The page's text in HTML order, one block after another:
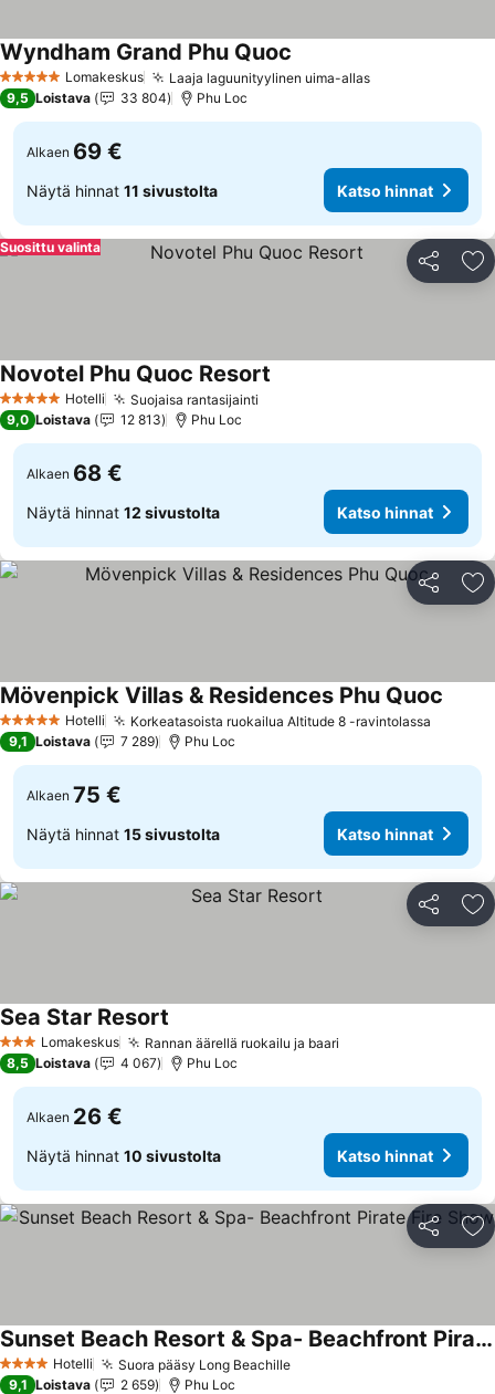
5 TähtiluokitusLomakeskus Laaja laguunityylinen uima-allas
Wyndham Grand Phu Quoc
9,5 Loistava 33 804 Phu Loc
Alkaen 69 €
Näytä hinnat 11 sivustolta Katso hinnat
Jaa
Suosittu valinta
5 Tähtiluokitus
Hotelli Suojaisa rantasijainti
Novotel Phu Quoc Resort
9,0 Loistava 12 813 Phu Loc
Alkaen 68 €
Näytä hinnat 12 sivustolta Katso hinnat
Jaa
5 Tähtiluokitus
Hotelli Korkeatasoista ruokailua Altitude 8 -ravintolassa
Mövenpick Villas & Residences Phu Quoc
9,1 Loistava 7 289 Phu Loc
Alkaen 75 €
Näytä hinnat 15 sivustolta Katso hinnat
Jaa
3 Tähtiluokitus
Lomakeskus Rannan äärellä ruokailu ja baari
Sea Star Resort
8,5 Loistava 4 067 Phu Loc
Alkaen 26 €
Näytä hinnat 10 sivustolta Katso hinnat
Jaa
4 Tähtiluokitus
Hotelli Suora pääsy Long Beachille
Sunset Beach Resort & Spa- Beachfront Pirate Fire Show
9,1 Loistava 2 659 Phu Loc